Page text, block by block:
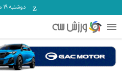
دوشنبه ۱۹ مرداد